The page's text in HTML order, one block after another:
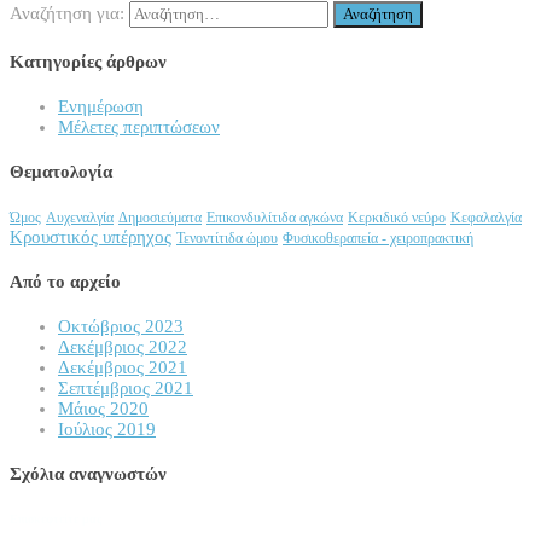
Αναζήτηση για:
Κατηγορίες άρθρων
Ενημέρωση
Μέλετες περιπτώσεων
Θεματολογία
Ώμος Αυχεναλγία Δημοσιεύματα Επικονδυλίτιδα αγκώνα Κερκιδικό νεύρο Κεφαλαλγία
Κρουστικός υπέρηχος Τενοντίτιδα ώμου Φυσικοθεραπεία - χειροπρακτική
Από το αρχείο
Οκτώβριος 2023
Δεκέμβριος 2022
Δεκέμβριος 2021
Σεπτέμβριος 2021
Μάιος 2020
Ιούλιος 2019
Σχόλια αναγνωστών